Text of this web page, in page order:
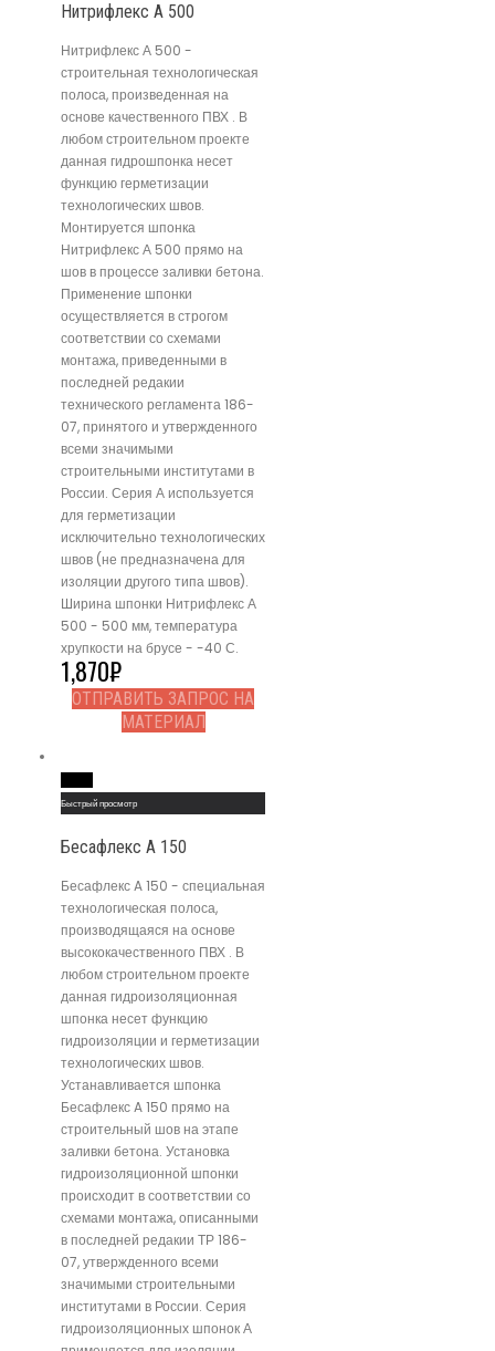
Нитрифлекс А 500
Нитрифлекс А 500 -
строительная технологическая
полоса, произведенная на
основе качественного ПВХ . В
любом строительном проекте
данная гидрошпонка несет
функцию герметизации
технологических швов.
Монтируется шпонка
Нитрифлекс А 500 прямо на
шов в процессе заливки бетона.
Применение шпонки
осуществляется в строгом
соответствии со схемами
монтажа, приведенными в
последней редакии
технического регламента 186-
07, принятого и утвержденного
всеми значимыми
строительными институтами в
России. Серия А используется
для герметизации
исключительно технологических
швов (не предназначена для
изоляции другого типа швов).
Ширина шпонки Нитрифлекс А
500 - 500 мм, температура
хрупкости на брусе - -40 С.
1,870₽
ОТПРАВИТЬ ЗАПРОС НА
МАТЕРИАЛ
Быстрый просмотр
Бесафлекс A 150
Бесафлекс A 150 - специальная
технологическая полоса,
производящаяся на основе
высококачественного ПВХ . В
любом строительном проекте
данная гидроизоляционная
шпонка несет функцию
гидроизоляции и герметизации
технологических швов.
Устанавливается шпонка
Бесафлекс A 150 прямо на
строительный шов на этапе
заливки бетона. Установка
гидроизоляционной шпонки
происходит в соответствии со
схемами монтажа, описанными
в последней редакии ТР 186-
07, утвержденного всеми
значимыми строительными
институтами в России. Серия
гидроизоляционных шпонок А